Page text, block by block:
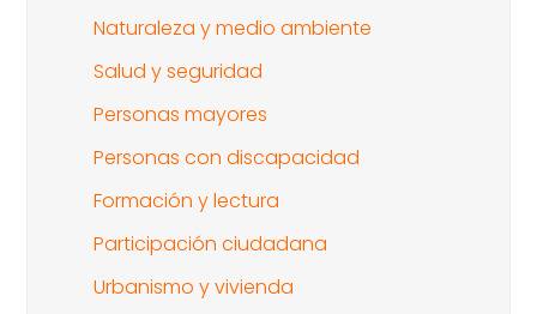
Naturaleza y medio ambiente
Salud y seguridad
Personas mayores
Personas con discapacidad
Formación y lectura
Participación ciudadana
Urbanismo y vivienda